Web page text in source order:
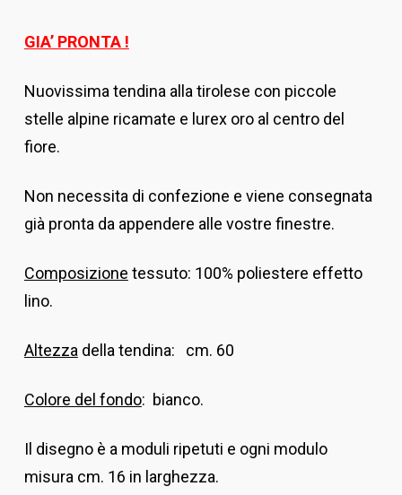
GIA’ PRONTA !
Nuovissima tendina alla tirolese con piccole
stelle alpine ricamate e lurex oro al centro del
fiore.
Non necessita di confezione e viene consegnata
già pronta da appendere alle vostre finestre.
Composizione tessuto: 100% poliestere effetto
lino.
Altezza della tendina: cm. 60
Colore del fondo: bianco.
Il disegno è a moduli ripetuti e ogni modulo
misura cm. 16 in larghezza.